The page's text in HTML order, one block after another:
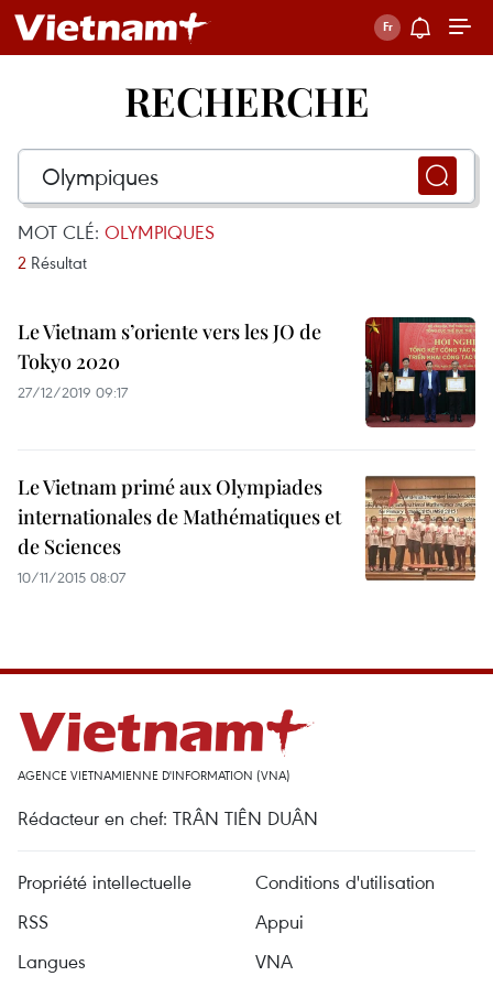
RECHERCHE
MOT CLÉ: OLYMPIQUES
2 Résultat
Le Vietnam s’oriente vers les JO de
Tokyo 2020
27/12/2019 09:17
Le Vietnam primé aux Olympiades
internationales de Mathématiques et
de Sciences
10/11/2015 08:07
AGENCE VIETNAMIENNE D'INFORMATION (VNA)
Rédacteur en chef: TRÂN TIÊN DUÂN
Propriété intellectuelle
Conditions d'utilisation
RSS
Appui
Langues
VNA